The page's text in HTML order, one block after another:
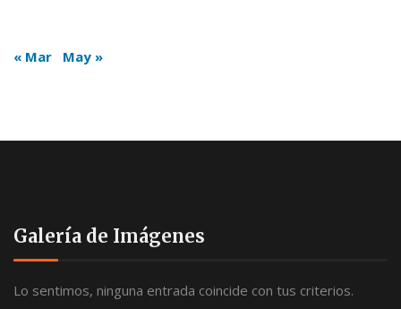
« Mar May »
Galería de Imágenes
Lo sentimos, ninguna entrada coincide con tus criterios.